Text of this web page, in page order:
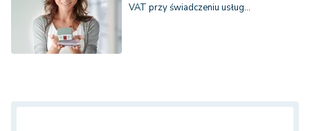
VAT przy świadczeniu usług…